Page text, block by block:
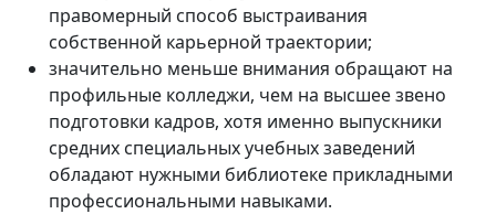
правомерный способ выстраивания
собственной карьерной траектории;
значительно меньше внимания обращают на
профильные колледжи, чем на высшее звено
подготовки кадров, хотя именно выпускники
средних специальных учебных заведений
обладают нужными библиотеке прикладными
профессиональными навыками.